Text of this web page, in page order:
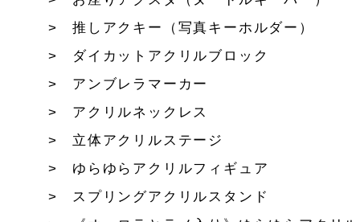
推しアクキー（写真キーホルダー）
ダイカットアクリルブロック
アンブレラマーカー
アクリルネックレス
立体アクリルステージ
ゆらゆらアクリルフィギュア
スプリングアクリルスタンド